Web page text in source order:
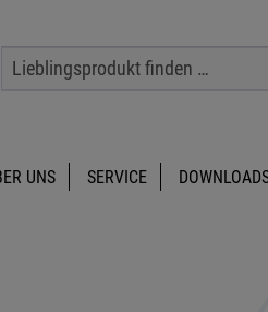
UNS SERVICE